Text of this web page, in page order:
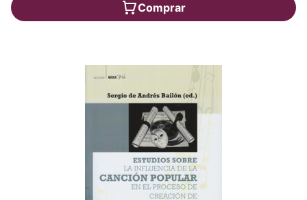
Comprar